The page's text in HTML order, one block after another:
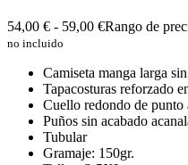
54,00 € - 59,00 €Rango de
no incluido
Camiseta manga larga
Tapacosturas reforzado
Cuello redondo de punto
Puños sin acabado
Tubular
Gramaje: 150gr.